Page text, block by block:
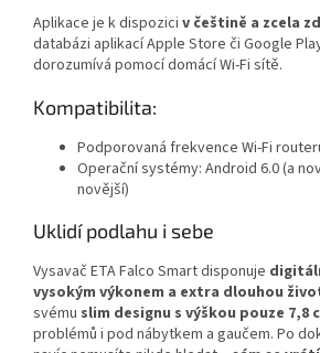
Aplikace je k dispozici v češtině a zcela
databázi aplikací Apple Store či Google
dorozumívá pomocí domácí Wi-Fi sítě.
Kompatibilita:
Podporovaná frekvence Wi-Fi
Operační systémy: Android 6.0 (a
novější)
Uklidí podlahu i sebe
Vysavač ETA Falco Smart disponuje
vysokým výkonem a extra dlouhou
svému slim designu s výškou pouze 7,8
problémů i pod nábytkem a gaučem. Po